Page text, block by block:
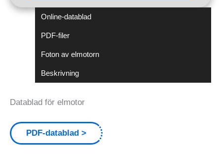
Online-datablad
PDF-filer
Foton av elmotorn
Beskrivning
Datablad för elmotor
PDF-datablad